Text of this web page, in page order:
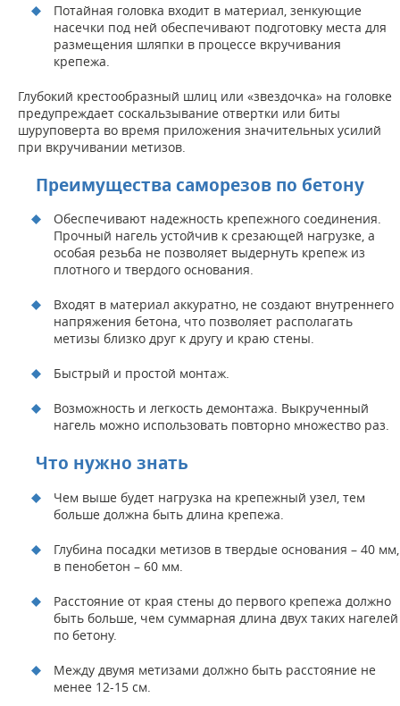
Потайная головка входит в материал, зенкующие
насечки под ней обеспечивают подготовку места для
размещения шляпки в процессе вкручивания
крепежа.
Глубокий крестообразный шлиц или «звездочка» на головке
предупреждает соскальзывание отвертки или биты
шуруповерта во время приложения значительных усилий
при вкручивании метизов.
Преимущества саморезов по бетону
Обеспечивают надежность крепежного соединения.
Прочный нагель устойчив к срезающей нагрузке, а
особая резьба не позволяет выдернуть крепеж из
плотного и твердого основания.
Входят в материал аккуратно, не создают внутреннего
напряжения бетона, что позволяет располагать
метизы близко друг к другу и краю стены.
Быстрый и простой монтаж.
Возможность и легкость демонтажа. Выкрученный
нагель можно использовать повторно множество раз.
Что нужно знать
Чем выше будет нагрузка на крепежный узел, тем
больше должна быть длина крепежа.
Глубина посадки метизов в твердые основания – 40 мм,
в пенобетон – 60 мм.
Расстояние от края стены до первого крепежа должно
быть больше, чем суммарная длина двух таких нагелей
по бетону.
Между двумя метизами должно быть расстояние не
менее 12-15 см.